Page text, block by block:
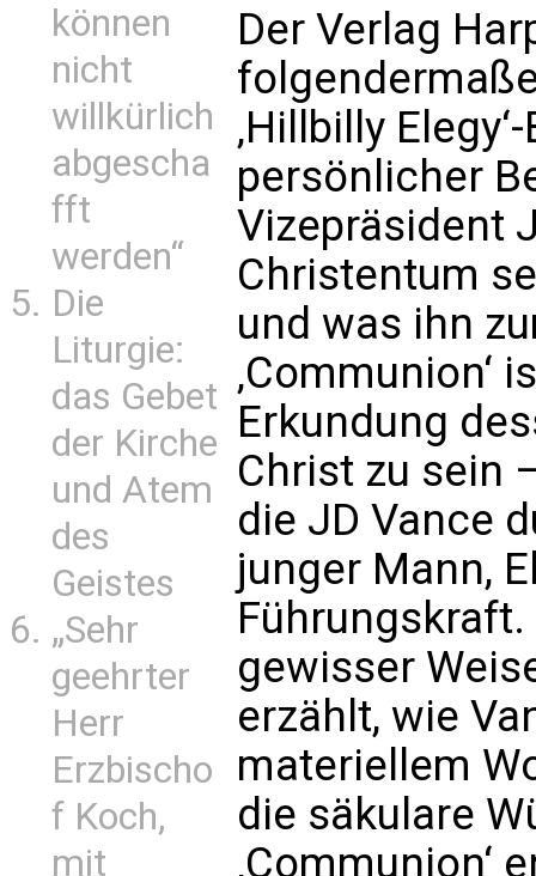
können
nicht
willkürlich
abgescha
fft
werden“
Die
Liturgie:
das Gebet
der Kirche
und Atem
des
Geistes
„Sehr
geehrter
Herr
Erzbischo
f Koch,
mit
Der Verlag
‚Hillbilly
persönlicher
Vizepräsident
Christentum
und was ihn
‚Communion‘
Erkundung
Christ zu sein
die JD Vance
junger Mann,
Führungskraft.
gewisser
erzählt, wie
materiellem
die säkulare
‚Communion‘